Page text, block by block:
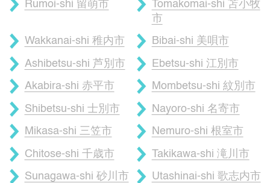
Rumoi-shi 留萌市
Tomakomai-shi 苫小牧
市
Wakkanai-shi 稚内市 Bibai-shi 美唄市
Ashibetsu-shi 芦別市 Ebetsu-shi 江別市
Akabira-shi 赤平市 Mombetsu-shi 紋別市
Shibetsu-shi 士別市 Nayoro-shi 名寄市
Mikasa-shi 三笠市 Nemuro-shi 根室市
Chitose-shi 千歳市 Takikawa-shi 滝川市
Sunagawa-shi 砂川市 Utashinai-shi 歌志内市